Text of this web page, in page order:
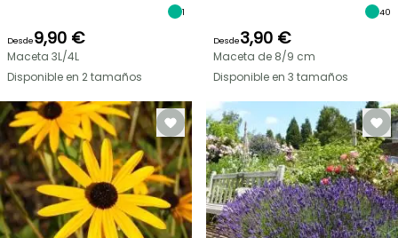
1
Desde9,90 €
Maceta 3L/4L
Disponible en 2 tamaños
40
Desde3,90 €
Maceta de 8/9 cm
Disponible en 3 tamaños